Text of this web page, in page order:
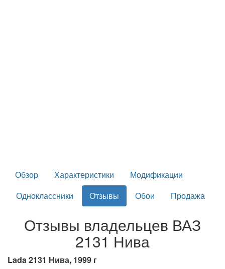
Обзор Характеристики
Модификации
Одноклассники
Отзывы Обои Продажа
Отзывы владельцев ВАЗ
2131 Нива
Lada 2131 Нива, 1999 г